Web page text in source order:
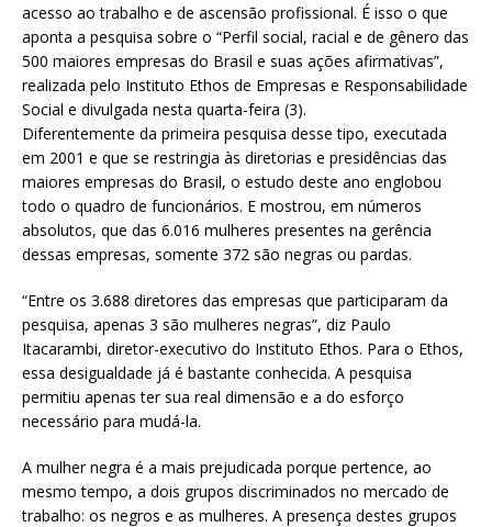
acesso ao trabalho e de ascensão profissional. É isso o que
aponta a pesquisa sobre o “Perfil social, racial e de gênero das
500 maiores empresas do Brasil e suas ações afirmativas”,
realizada pelo Instituto Ethos de Empresas e Responsabilidade
Social e divulgada nesta quarta-feira (3).
Diferentemente da primeira pesquisa desse tipo, executada
em 2001 e que se restringia às diretorias e presidências das
maiores empresas do Brasil, o estudo deste ano englobou
todo o quadro de funcionários. E mostrou, em números
absolutos, que das 6.016 mulheres presentes na gerência
dessas empresas, somente 372 são negras ou pardas.
“Entre os 3.688 diretores das empresas que participaram da
pesquisa, apenas 3 são mulheres negras”, diz Paulo
Itacarambi, diretor-executivo do Instituto Ethos. Para o Ethos,
essa desigualdade já é bastante conhecida. A pesquisa
permitiu apenas ter sua real dimensão e a do esforço
necessário para mudá-la.
A mulher negra é a mais prejudicada porque pertence, ao
mesmo tempo, a dois grupos discriminados no mercado de
trabalho: os negros e as mulheres. A presença destes grupos